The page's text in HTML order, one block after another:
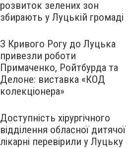
розвиток зелених зон
збирають у Луцькій громаді
З Кривого Рогу до Луцька
привезли роботи
Примаченко, Ройтбурда та
Делоне: виставка «КОД
колекціонера»
Доступність хірургічного
відділення обласної дитячої
лікарні перевірили у Луцьку